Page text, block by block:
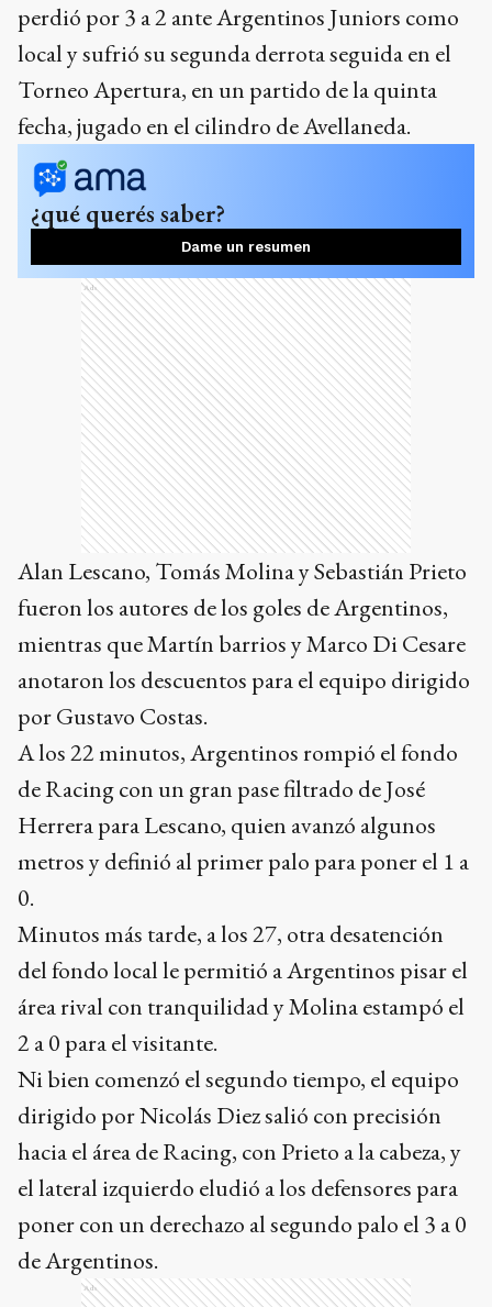
perdió por 3 a 2 ante Argentinos Juniors como
local y sufrió su segunda derrota seguida en el
Torneo Apertura, en un partido de la quinta
fecha, jugado en el cilindro de Avellaneda.
¿qué querés saber?
Dame un resumen
Ads
Alan Lescano, Tomás Molina y Sebastián Prieto
fueron los autores de los goles de Argentinos,
mientras que Martín barrios y Marco Di Cesare
anotaron los descuentos para el equipo dirigido
por Gustavo Costas.
A los 22 minutos, Argentinos rompió el fondo
de Racing con un gran pase filtrado de José
Herrera para Lescano, quien avanzó algunos
metros y definió al primer palo para poner el 1 a
0.
Minutos más tarde, a los 27, otra desatención
del fondo local le permitió a Argentinos pisar el
área rival con tranquilidad y Molina estampó el
2 a 0 para el visitante.
Ni bien comenzó el segundo tiempo, el equipo
dirigido por Nicolás Diez salió con precisión
hacia el área de Racing, con Prieto a la cabeza, y
el lateral izquierdo eludió a los defensores para
poner con un derechazo al segundo palo el 3 a 0
de Argentinos.
Ads